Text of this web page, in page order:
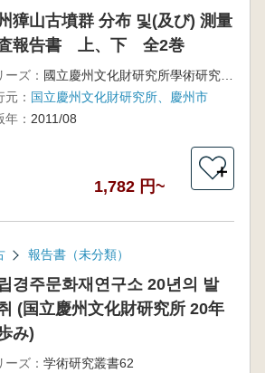
獐山古墳群 分布 및(及び) 測量
報告書 上、下 全2巻
ーズ：
國立慶州文化財研究所學術研究叢書64
元： 国立慶州文化財研究所、慶州市
年： 2011/08
1,782 円~
＋
報告書（未分類）
경주문화재연구소 20년의 발
(国立慶州文化財研究所 20年
み)
ーズ： 学術研究叢書62